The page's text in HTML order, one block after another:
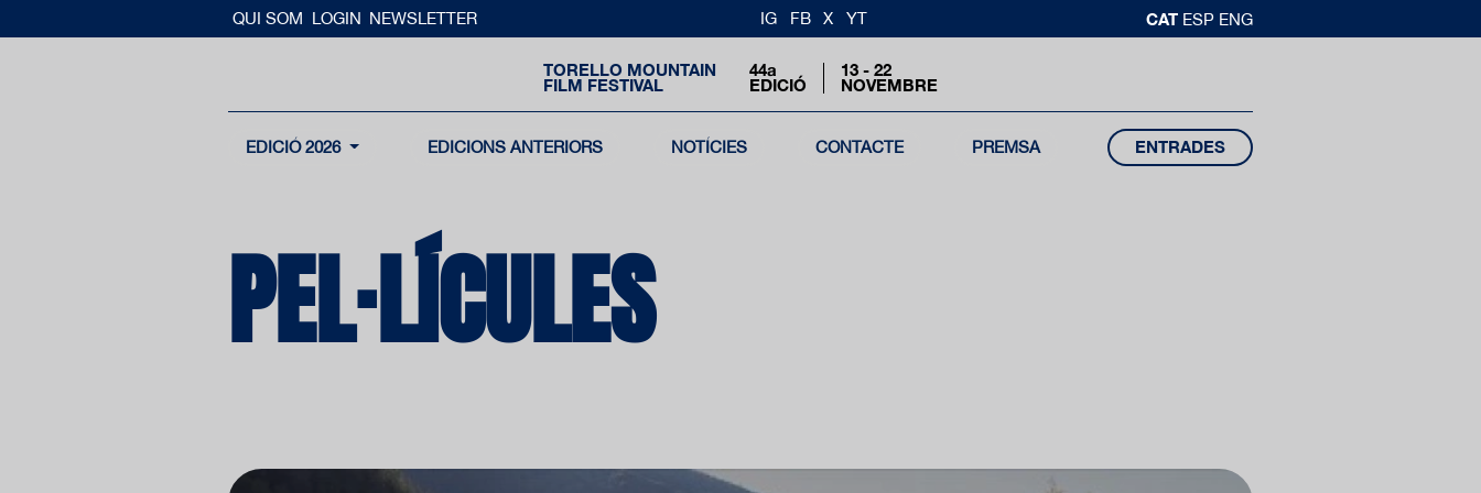
QUI SOM LOGIN NEWSLETTER IG FB X YT CAT ESP ENG
TORELLO MOUNTAIN
FILM FESTIVAL
44a
EDICIÓ
13 - 22
NOVEMBRE
EDICIÓ 2026 EDICIONS ANTERIORS NOTÍCIES CONTACTE PREMSA ENTRADES
PEL·LÍCULES